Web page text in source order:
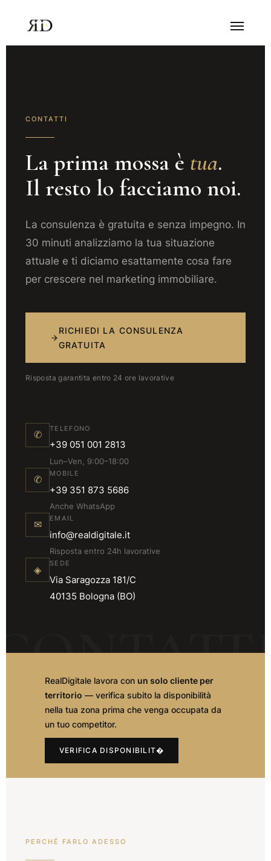
CONTATTI
La prima mossa è tua.
Il resto lo facciamo noi.
La consulenza è gratuita e senza impegno. In
30 minuti analizziamo la tua situazione
attuale e ti diciamo esattamente cosa fare
per crescere nel marketing immobiliare.
RICHIEDI LA CONSULENZA
GRATUITA
Risposta garantita entro 24 ore lavorative
✆
TELEFONO
+39 051 001 2813
Lun–Ven, 9:00–18:00
✆
MOBILE
+39 351 873 5686
Anche WhatsApp
✉
EMAIL
info@realdigitale.it
Risposta entro 24h lavorative
◈
SEDE
Via Saragozza 181/C
40135 Bologna (BO)
RealDigitale lavora con un solo cliente per
territorio — verifica subito la disponibilità
nella tua zona prima che venga occupata da
un tuo competitor.
VERIFICA DISPONIBILIT�
PERCHÉ FARLO ADESSO